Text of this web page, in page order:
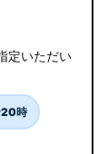
定いただい
20時